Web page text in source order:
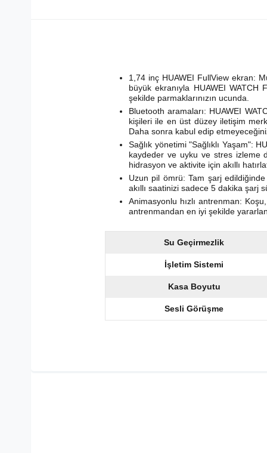
1,74 inç HUAWEI FullView ekran:
büyük ekranıyla HUAWEI
şekilde parmaklarınızın ucunda.
Bluetooth aramaları: HUAWEI
kişileri ile en üst düzey iletişim
Daha sonra kabul edip
Sağlık yönetimi "Sağlıklı Yaşam":
kaydeder ve uyku ve stres izleme
hidrasyon ve aktivite için akıllı
Uzun pil ömrü: Tam şarj
akıllı saatinizi sadece 5 dakika şarj
Animasyonlu hızlı antrenman:
antrenmandan en iyi şekilde
Su Geçirmezlik
İşletim Sistemi
Kasa Boyutu
Sesli Görüşme